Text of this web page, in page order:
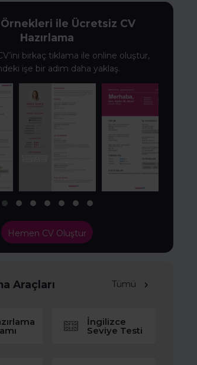
Örnekleri ile Ücretsiz CV
Hazırlama
birkaç tıklama ile online oluştur,
işe bir adım daha yaklaş.
Hemen CV Oluştur
Araçları Tümü
İngilizce
Seviye Testi